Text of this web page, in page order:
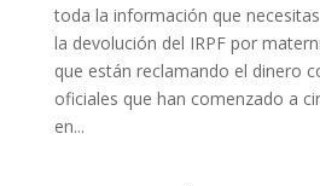
toda la información que
la devolución del IRPF por
que están reclamando el dinero
oficiales que han comenzado a
en...